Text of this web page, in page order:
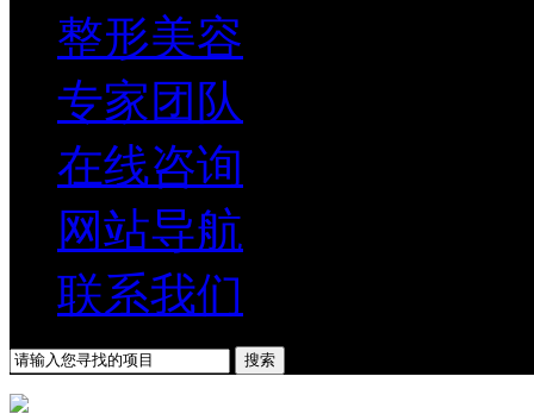
整形美容
专家团队
在线咨询
网站导航
联系我们